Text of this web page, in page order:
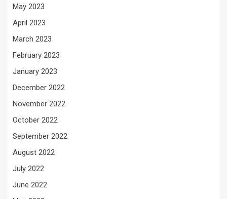
May 2023
April 2023
March 2023
February 2023
January 2023
December 2022
November 2022
October 2022
September 2022
August 2022
July 2022
June 2022